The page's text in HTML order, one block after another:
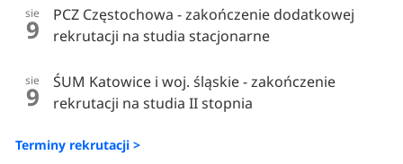
sie
9
PCZ Częstochowa - zakończenie dodatkowej
rekrutacji na studia stacjonarne
sie
9
ŚUM Katowice i woj. śląskie - zakończenie
rekrutacji na studia II stopnia
Terminy rekrutacji >